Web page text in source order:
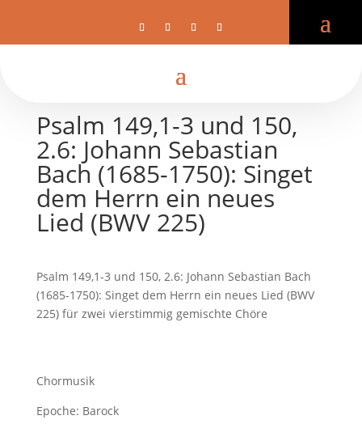
Psalm 149,1-3 und 150,
2.6: Johann Sebastian
Bach (1685-1750): Singet
dem Herrn ein neues
Lied (BWV 225)
Psalm 149,1-3 und 150, 2.6: Johann Sebastian Bach
(1685-1750): Singet dem Herrn ein neues Lied (BWV
225) für zwei vierstimmig gemischte Chöre
Chormusik
Epoche: Barock